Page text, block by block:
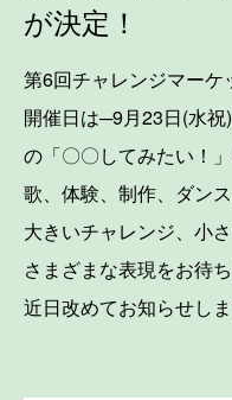
が決定！
第6回チャレンジマーケ
開催日は─9月23日(水
の「〇〇してみたい！
歌、体験、制作、ダン
大きいチャレンジ、小
さまざまな表現をお待
近日改めてお知らせしま